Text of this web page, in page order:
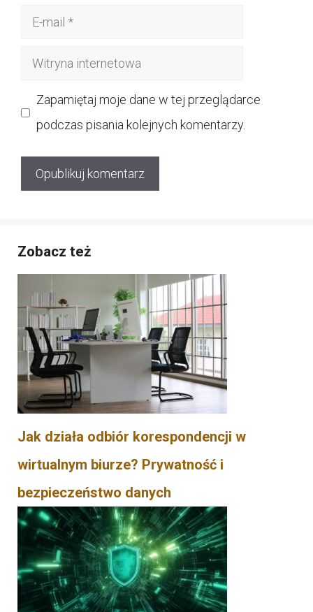
Witryna
Zapamiętaj moje dane w tej przeglądarce
podczas pisania kolejnych komentarzy.
Zobacz też
Jak działa odbiór korespondencji w
wirtualnym biurze? Prywatność i
bezpieczeństwo danych